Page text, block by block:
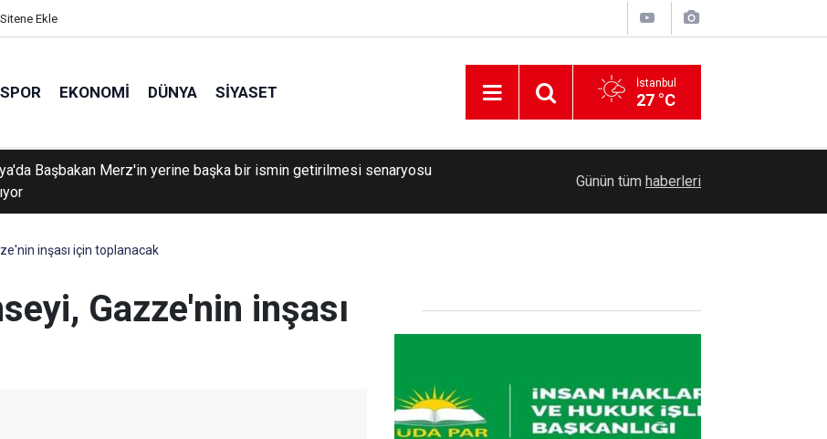
Sitene Ekle
SPOR EKONOMI DÜNYA SIYASET İstanbul
27 °C
Başbakan Merz'in yerine başka bir ismin getirilmesi senaryosu
Selman ile görüştü
Günün tüm haberleri
inşası için toplanacak
Gazze'nin inşası